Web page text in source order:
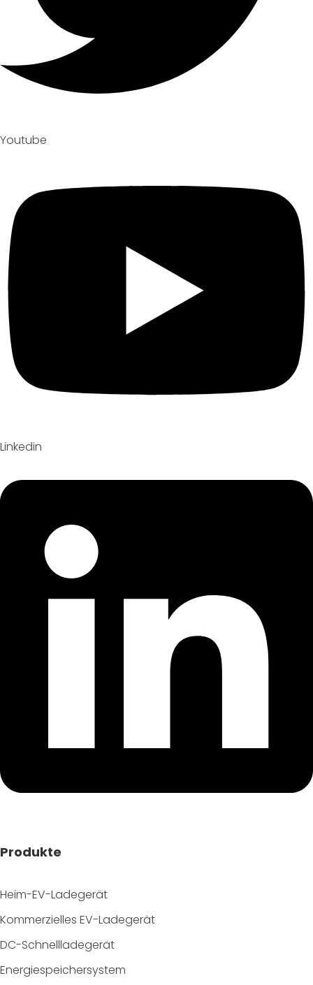
Youtube
Linkedin
Produkte
Heim-EV-Ladegerät
Kommerzielles EV-Ladegerät
DC-Schnellladegerät
Energiespeichersystem